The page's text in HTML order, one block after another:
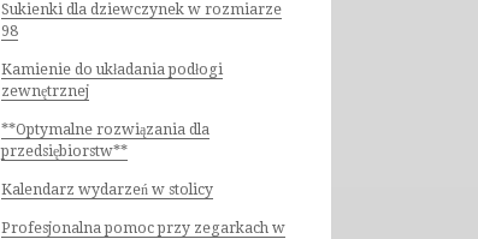
Sukienki dla dziewczynek w rozmiarze
98
Kamienie do układania podłogi
zewnętrznej
**Optymalne rozwiązania dla
przedsiębiorstw**
Kalendarz wydarzeń w stolicy
Profesjonalna pomoc przy zegarkach w